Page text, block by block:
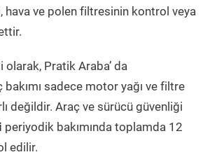
ve polen filtresinin kontrol veya
olarak, Pratik Araba’ da
bakımı sadece motor yağı ve filtre
değildir. Araç ve sürücü güvenliği
periyodik bakımında toplamda 12
edilir.